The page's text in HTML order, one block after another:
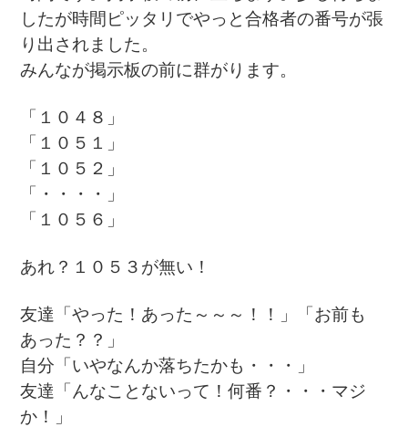
したが時間ピッタリでやっと合格者の番号が張
り出されました。
みんなが掲示板の前に群がります。
「１０４８」
「１０５１」
「１０５２」
「・・・・」
「１０５６」
あれ？１０５３が無い！
友達「やった！あった～～～！！」「お前も
あった？？」
自分「いやなんか落ちたかも・・・」
友達「んなことないって！何番？・・・マジ
か！」